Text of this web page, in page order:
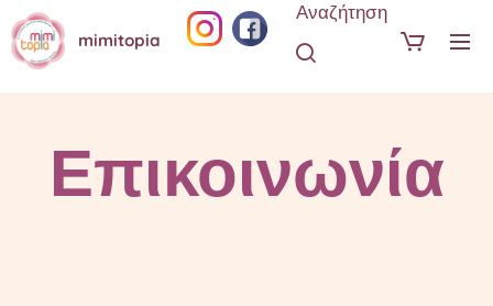
mimitopia
Αναζήτηση
Επικοινωνία